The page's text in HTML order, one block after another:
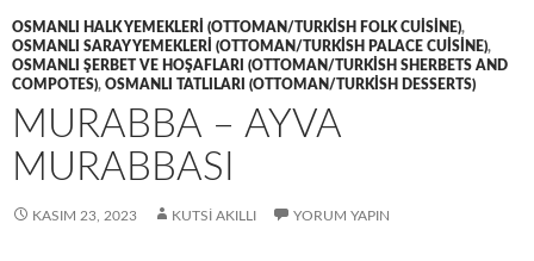
OSMANLI HALK YEMEKLERI (OTTOMAN/TURKISH FOLK CUISINE),
OSMANLI SARAY YEMEKLERI (OTTOMAN/TURKISH PALACE CUISINE),
OSMANLI ŞERBET VE HOŞAFLARI (OTTOMAN/TURKISH SHERBETS AND
COMPOTES), OSMANLI TATLILARI (OTTOMAN/TURKISH DESSERTS)
MURABBA – AYVA
MURABBASI
KASIM 23, 2023 KUTSI AKILLI YORUM YAPIN